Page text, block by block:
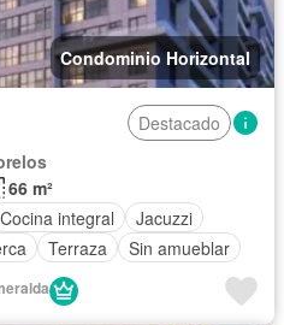
Condominio Horizontal
Destacado
66 m²
Cocina integral
Jacuzzi
Terraza Sin amueblar